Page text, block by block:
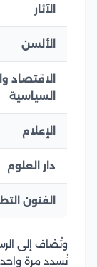
الآثار
الألسن
الاقتصاد
السياسية
الإعلام
دار العلوم
الفنون
وتُضاف إلى
تُسدد مرة